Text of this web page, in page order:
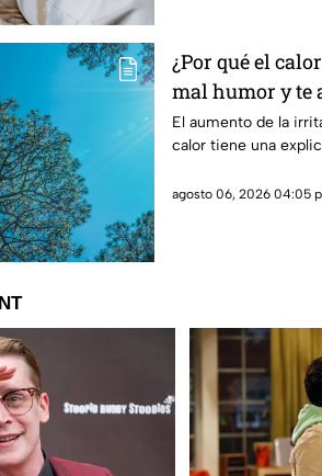
¿Por qué el
mal humor y te
reales de las
cuerpo
El aumento de la
calor tiene una
agosto 06, 2026 04:05